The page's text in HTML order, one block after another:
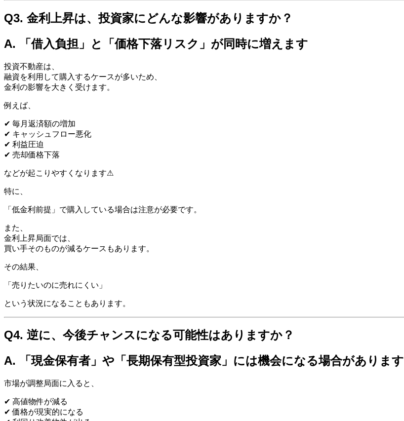
Q3. 金利上昇は、投資家にどんな影響がありますか？
A. 「借入負担」と「価格下落リスク」が同時に増えます
投資不動産は、
融資を利用して購入するケースが多いため、
金利の影響を大きく受けます。
例えば、
✔ 毎月返済額の増加
✔ キャッシュフロー悪化
✔ 利益圧迫
✔ 売却価格下落
などが起こりやすくなります⚠
特に、
「低金利前提」で購入している場合は注意が必要です。
また、
金利上昇局面では、
買い手そのものが減るケースもあります。
その結果、
「売りたいのに売れにくい」
という状況になることもあります。
Q4. 逆に、今後チャンスになる可能性はありますか？
A. 「現金保有者」や「長期保有型投資家」には機会になる場合があります
市場が調整局面に入ると、
✔ 高値物件が減る
✔ 価格が現実的になる